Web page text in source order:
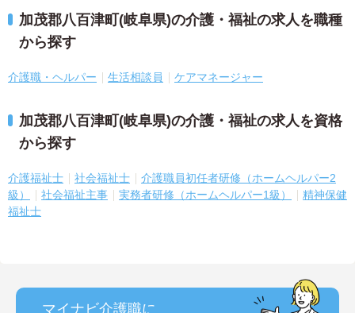
加茂郡八百津町(岐阜県)の介護・福祉の求人を職種
から探す
介護職・ヘルパー 生活相談員 ケアマネージャー
加茂郡八百津町(岐阜県)の介護・福祉の求人を資格
から探す
介護福祉士 社会福祉士
介護職員初任者研修（ホームヘルパー2
級）
社会福祉主事 実務者研修（ホームヘルパー1級）
精神保健
福祉士
マイナビ介護職に